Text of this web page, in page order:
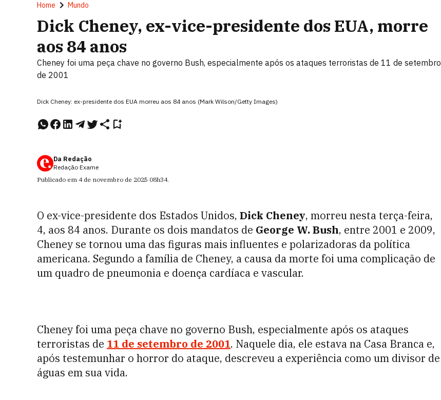
Home Mundo
Dick Cheney, ex-vice-presidente dos EUA, morre
aos 84 anos
Cheney foi uma peça chave no governo Bush, especialmente após os ataques terroristas de 11 de setembro
de 2001
Dick Cheney: ex-presidente dos EUA morreu aos 84 anos (Mark Wilson/Getty Images)
Da Redação
Redação Exame
Publicado em 4 de novembro de 2025 08h34.
O ex-vice-presidente dos Estados Unidos, Dick Cheney, morreu nesta terça-feira,
4, aos 84 anos. Durante os dois mandatos de George W. Bush, entre 2001 e 2009,
Cheney se tornou uma das figuras mais influentes e polarizadoras da política
americana. Segundo a família de Cheney, a causa da morte foi uma complicação de
um quadro de pneumonia e doença cardíaca e vascular.
Cheney foi uma peça chave no governo Bush, especialmente após os ataques
terroristas de 11 de setembro de 2001. Naquele dia, ele estava na Casa Branca e,
após testemunhar o horror do ataque, descreveu a experiência como um divisor de
águas em sua vida.